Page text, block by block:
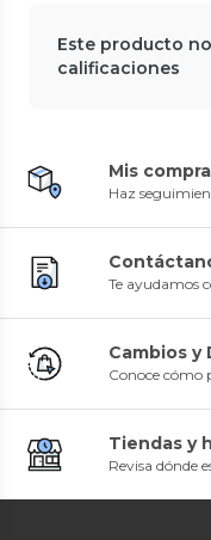
Este producto
calificaciones
Mis
Haz
Te ayudamos
Cambios y
Conoce cómo
Tiendas y
Revisa dónde